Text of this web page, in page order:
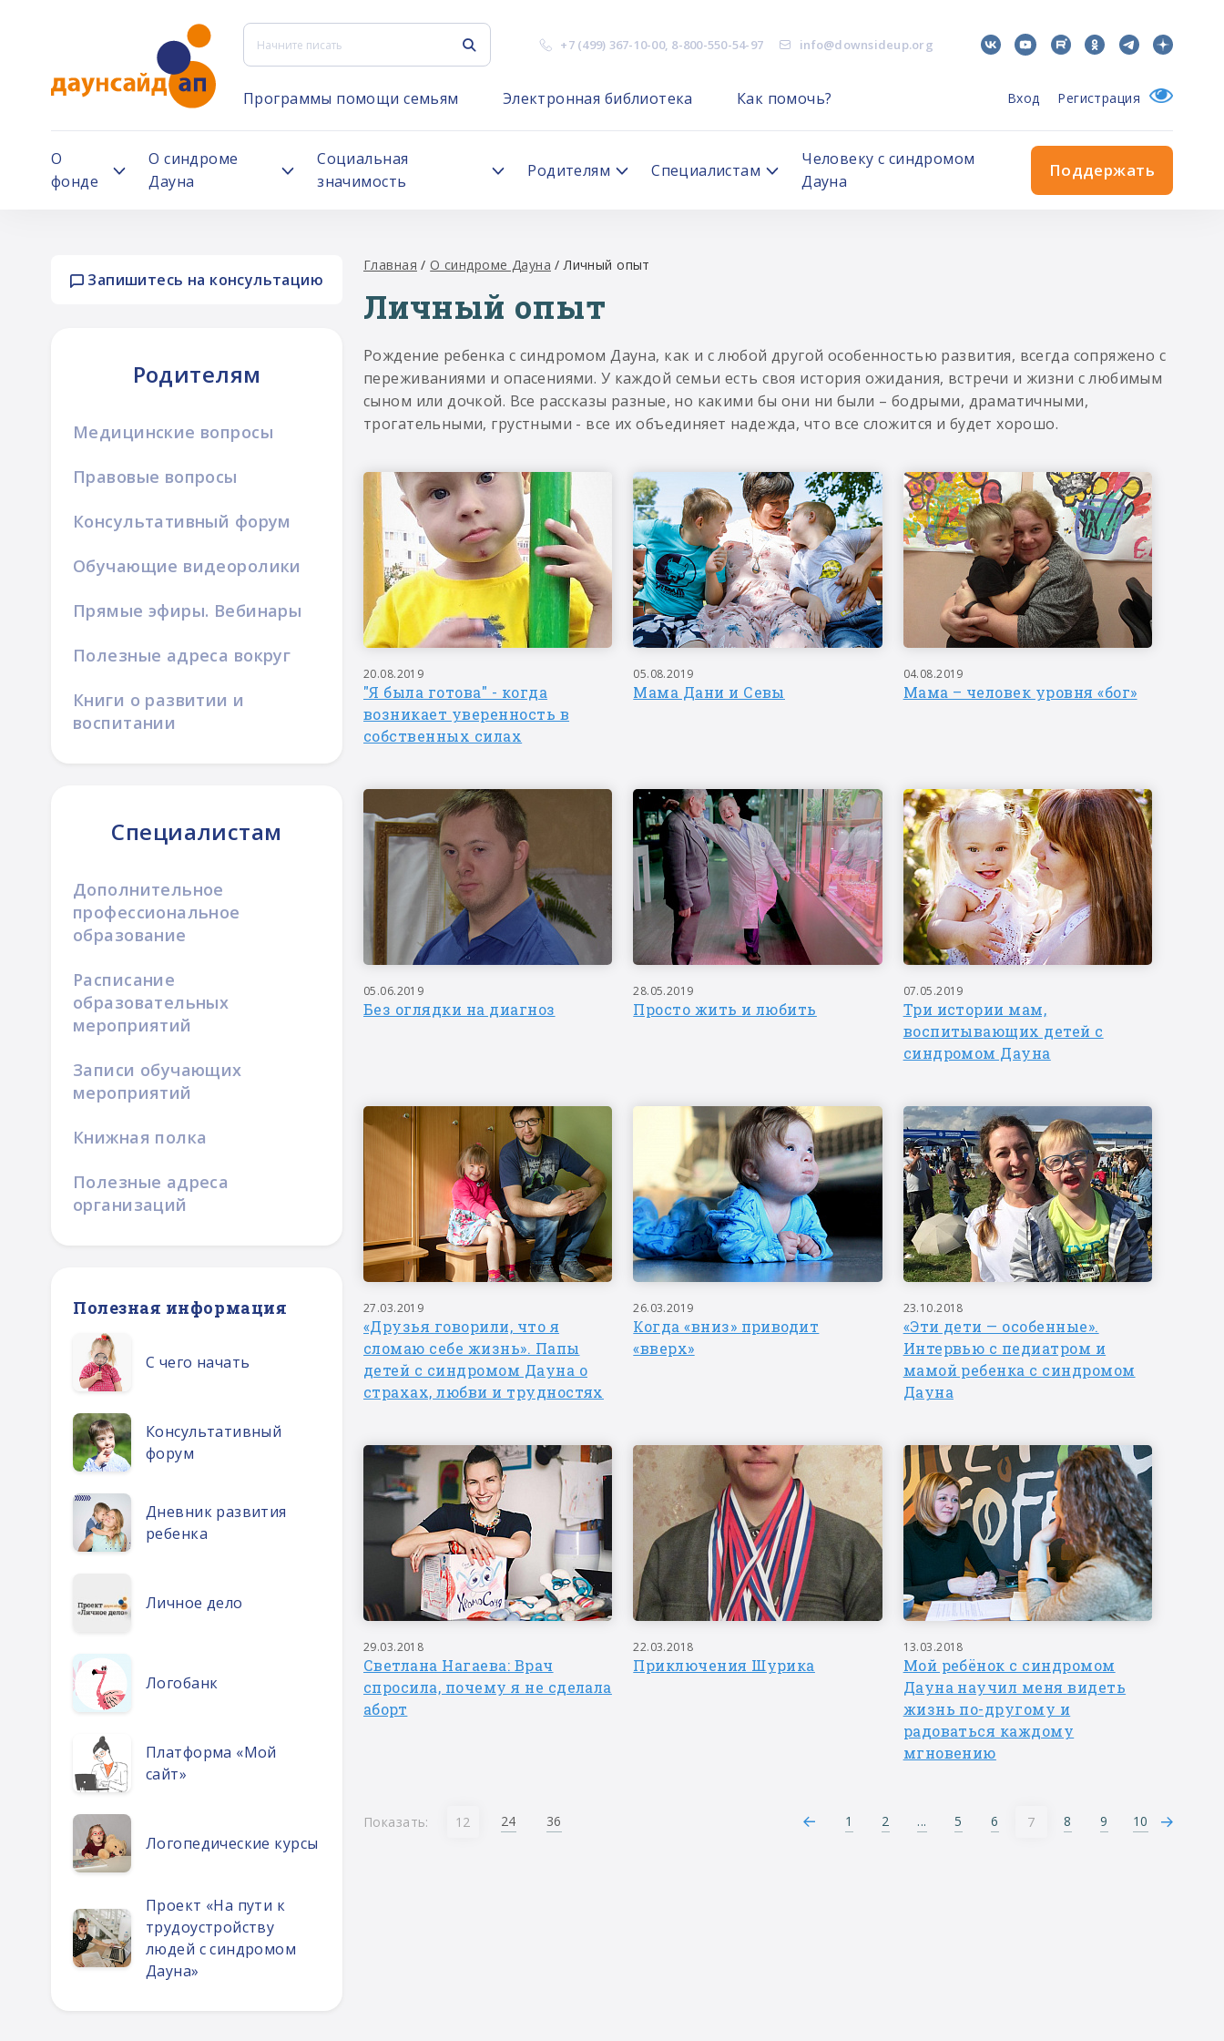
+7 (499) 367-10-00, 8-800-550-54-97 info@downsideup.org
Программы помощи семьям Электронная библиотека Как помочь? Вход Регистрация
О
фонде
О синдроме
Дауна
Социальная
значимость
Родителям Специалистам
Человеку с синдромом
Дауна
Поддержать
Запишитесь на консультацию
Родителям
Медицинские вопросы
Правовые вопросы
Консультативный форум
Обучающие видеоролики
Прямые эфиры. Вебинары
Полезные адреса вокруг
Книги о развитии и
воспитании
Специалистам
Дополнительное
профессиональное
образование
Расписание
образовательных
мероприятий
Записи обучающих
мероприятий
Книжная полка
Полезные адреса
организаций
Полезная информация
С чего начать
Консультативный
форум
Дневник развития
ребенка
Личное дело
Логобанк
Платформа «Мой
сайт»
Логопедические курсы
Проект «На пути к
трудоустройству
людей с синдромом
Дауна»
Главная / О синдроме Дауна / Личный опыт
Личный опыт
Рождение ребенка с синдромом Дауна, как и с любой другой особенностью развития, всегда сопряжено с
переживаниями и опасениями. У каждой семьи есть своя история ожидания, встречи и жизни с любимым
сыном или дочкой. Все рассказы разные, но какими бы они ни были – бодрыми, драматичными,
трогательными, грустными - все их объединяет надежда, что все сложится и будет хорошо.
20.08.2019
"Я была готова" - когда
возникает уверенность в
собственных силах
05.08.2019
Мама Дани и Севы
04.08.2019
Мама – человек уровня «бог»
05.06.2019
Без оглядки на диагноз
28.05.2019
Просто жить и любить
07.05.2019
Три истории мам,
воспитывающих детей с
синдромом Дауна
27.03.2019
«Друзья говорили, что я
сломаю себе жизнь». Папы
детей с синдромом Дауна о
страхах, любви и трудностях
26.03.2019
Когда «вниз» приводит
«вверх»
23.10.2018
«Эти дети — особенные».
Интервью с педиатром и
мамой ребенка с синдромом
Дауна
29.03.2018
Светлана Нагаева: Врач
спросила, почему я не сделала
аборт
22.03.2018
Приключения Шурика
13.03.2018
Мой ребёнок с синдромом
Дауна научил меня видеть
жизнь по-другому и
радоваться каждому
мгновению
Показать: 12 24 36 1 2 ... 5 6 7 8 9 10